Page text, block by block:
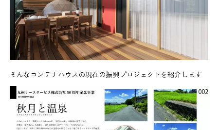
そんなコンテナハウスの現在の振興プロジェクトを紹介します